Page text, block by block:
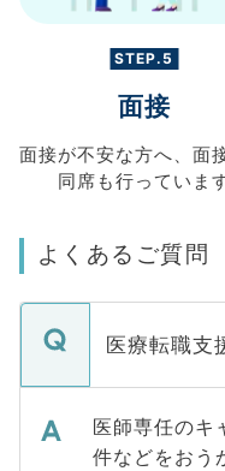
STEP.5
面接
面接が不安な方へ、 面
同席も行っていま
よくあるご質問
医療転職支
医師専任のキ
件などをおう